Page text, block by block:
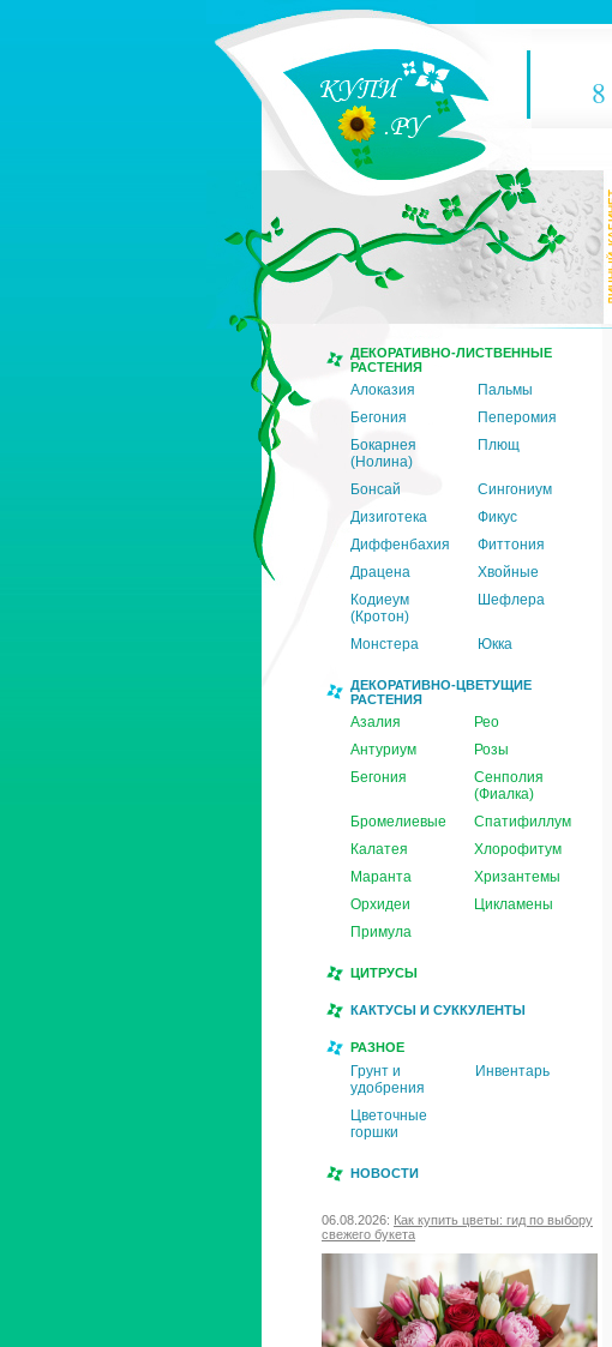
8
ДЕКОРАТИВНО-ЛИСТВЕННЫЕ
РАСТЕНИЯ
Алоказия
Пальмы
Бегония
Пеперомия
Бокарнея
(Нолина)
Плющ
Бонсай
Сингониум
Дизиготека
Фикус
Диффенбахия
Фиттония
Драцена
Хвойные
Кодиеум
(Кротон)
Шефлера
Монстера Юкка
ДЕКОРАТИВНО-ЦВЕТУЩИЕ
РАСТЕНИЯ
Азалия
Рео
Антуриум
Розы
Бегония
Сенполия
(Фиалка)
Бромелиевые
Спатифиллум
Калатея
Хлорофитум
Маранта
Хризантемы
Орхидеи
Цикламены
Примула
ЦИТРУСЫ
КАКТУСЫ И СУККУЛЕНТЫ
РАЗНОЕ
Грунт и
удобрения
Инвентарь
Цветочные
горшки
НОВОСТИ
06.08.2026: Как купить цветы: гид по выбору
свежего букета